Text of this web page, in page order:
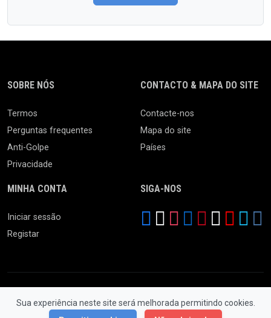
Sua experiência neste site será melhorada permitindo cookies.
SOBRE NÓS
Termos
Perguntas frequentes
Anti-Golpe
Privacidade
CONTACTO & MAPA DO SITE
Contacte-nos
Mapa do site
Países
MINHA CONTA
Iniciar sessão
Registar
SIGA-NOS
© 2026 Feira da Ladra. Todos os Direitos Reservados.